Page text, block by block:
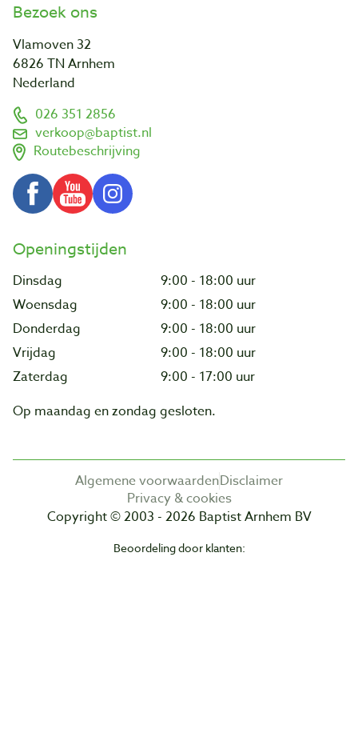
Bezoek ons
Vlamoven 32
6826 TN Arnhem
Nederland
026 351 2856
verkoop@baptist.nl
Routebeschrijving
Openingstijden
Dinsdag
9:00 - 18:00 uur
Woensdag
9:00 - 18:00 uur
Donderdag
9:00 - 18:00 uur
Vrijdag
9:00 - 18:00 uur
Zaterdag
9:00 - 17:00 uur
Op maandag en zondag gesloten.
Algemene voorwaardenDisclaimer
Privacy & cookies
Copyright © 2003 - 2026 Baptist Arnhem BV
Beoordeling door klanten: